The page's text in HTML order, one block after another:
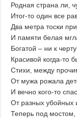
Родная страна ли,
Итог-то один все
Два метра тоски
И памяти белая
Богатой – ни к
Красивой когда-то
Стихи, между
От мужа рожала
И вечно кого-то
От разных убойных
Теперь под мостом,